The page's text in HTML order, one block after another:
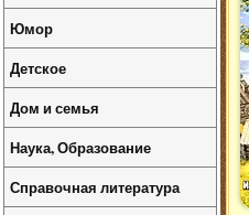
Юмор
Детское
Дом и семья
Наука, Образование
Справочная литература